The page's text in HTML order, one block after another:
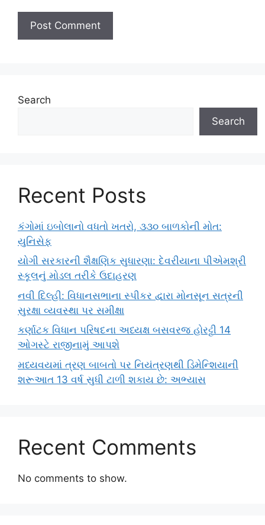
Search
Search
Recent Posts
કંગોમાં ઇબોલાનો વધતો ખતરો, ૩૩૦ બાળકોની મોત:
યુનિસેફ
યોગી સરકારની શૈક્ષણિક સુધારણા: દેવરીયાના પીએમશ્રી
સ્કૂલનું મોડલ તરીકે ઉદાહરણ
નવી દિલ્હી: વિધાનસભાના સ્પીકર દ્વારા મોનસૂન સત્રની
સુરક્ષા વ્યવસ્થા પર સમીક્ષા
કર્ણાટક વિધાન પરિષદના અધ્યક્ષ બસવરજ હોરટ્ટી 14
ઓગસ્ટે રાજીનામું આપશે
મધ્યવયમાં ત્રણ બાબતો પર નિયંત્રણથી ડિમેન્શિયાની
શરૂઆત 13 વર્ષ સુધી ટાળી શકાય છે: અભ્યાસ
Recent Comments
No comments to show.